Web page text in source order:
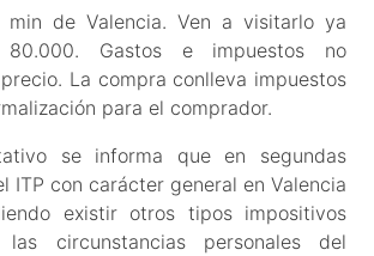
de Valencia. Ven a visitarlo ya
80.000. Gastos e impuestos no
La compra conlleva impuestos
para el comprador.
se informa que en segundas
ITP con carácter general en Valencia
existir otros tipos impositivos
circunstancias personales del